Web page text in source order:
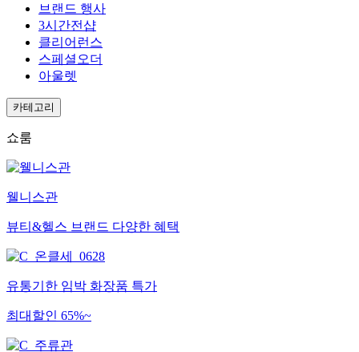
브랜드 행사
3시간전샵
클리어런스
스페셜오더
아울렛
카테고리
쇼룸
웰니스관
뷰티&헬스 브랜드 다양한 혜택
유통기한 임박 화장품 특가
최대할인 65%~